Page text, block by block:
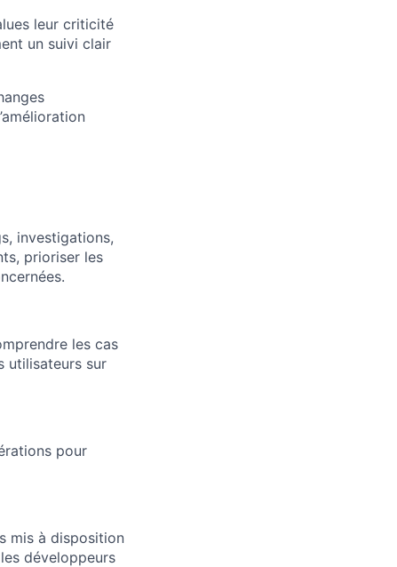
leur criticité
un suivi clair
investigations,
prioriser les
les cas
utilisateurs sur
pour
mis à disposition
développeurs